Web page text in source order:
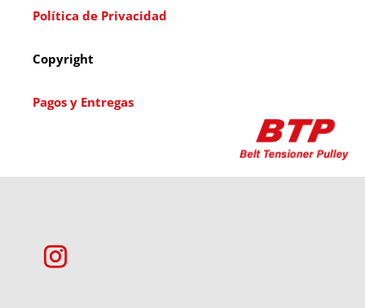
Política de Privacidad
Copyright
Pagos y Entregas